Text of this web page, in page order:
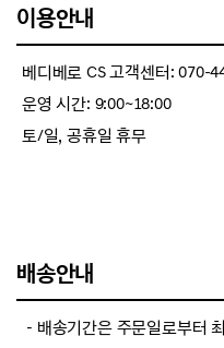
이용안내
베디베로 CS 고객센터: 070-
운영 시간: 9:00~18:00
토/일, 공휴일 휴무
배송안내
－배송기간은 주문일로부터